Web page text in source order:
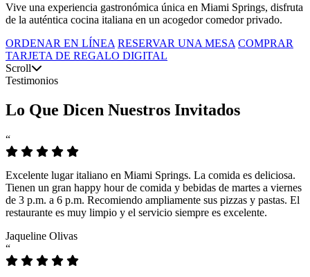
Vive una experiencia gastronómica única en Miami Springs, disfruta
de la auténtica cocina italiana en un acogedor comedor privado.
ORDENAR EN LÍNEA RESERVAR UNA MESA COMPRAR
TARJETA DE REGALO DIGITAL
Scroll
Testimonios
Lo Que Dicen Nuestros Invitados
“
Excelente lugar italiano en Miami Springs. La comida es deliciosa.
Tienen un gran happy hour de comida y bebidas de martes a viernes
de 3 p.m. a 6 p.m. Recomiendo ampliamente sus pizzas y pastas. El
restaurante es muy limpio y el servicio siempre es excelente.
Jaqueline Olivas
“